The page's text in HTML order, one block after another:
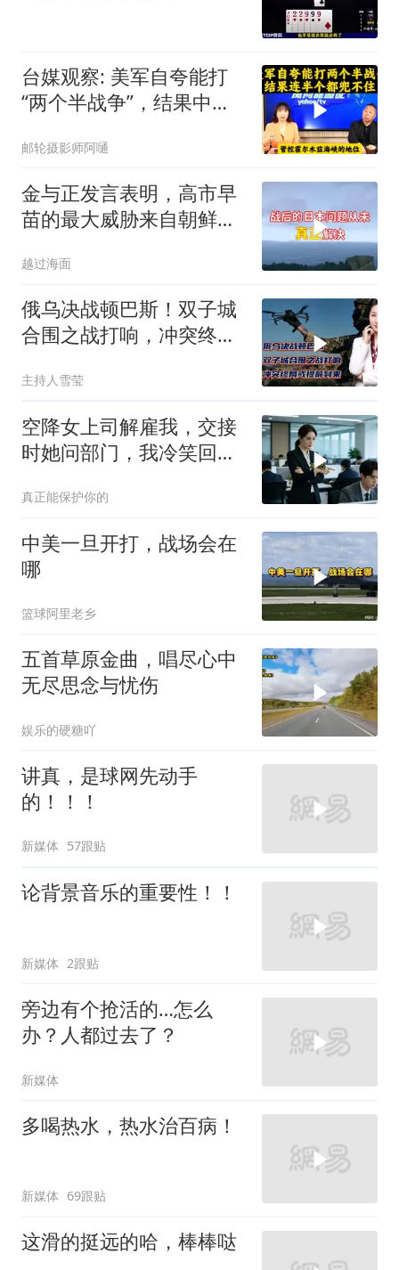
台媒观察: 美军自夸能打
“两个半战争”，结果中东
邮轮摄影师阿嗵
金与正发言表明，高市早
苗的最大威胁来自朝鲜，
越过海面
俄乌决战顿巴斯！双子城
合围之战打响，冲突终局
主持人雪莹
空降女上司解雇我，交接
时她问部门，我冷笑回
真正能保护你的
中美一旦开打，战场会在
哪
篮球阿里老乡
五首草原金曲，唱尽心中
无尽思念与忧伤
娱乐的硬糖吖
讲真，是球网先动手
的！！！
新媒体 57跟贴
论背景音乐的重要性！！
新媒体 2跟贴
旁边有个抢活的…怎么
办？人都过去了？
新媒体
多喝热水，热水治百病！
新媒体 69跟贴
这滑的挺远的哈，棒棒哒